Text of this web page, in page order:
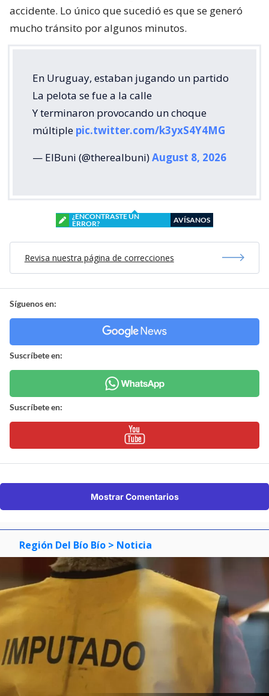
accidente. Lo único que sucedió es que se generó
mucho tránsito por algunos minutos.
En Uruguay, estaban jugando un partido
La pelota se fue a la calle
Y terminaron provocando un choque
múltiple pic.twitter.com/k3yxS4Y4MG
— ElBuni (@therealbuni)August 8, 2026
¿ENCONTRASTE UN
ERROR?
AVÍSANOS
Revisa nuestra página de correcciones
Síguenos en:
Suscríbete en:
Suscríbete en:
Mostrar Comentarios
Región Del Bío Bío > Noticia